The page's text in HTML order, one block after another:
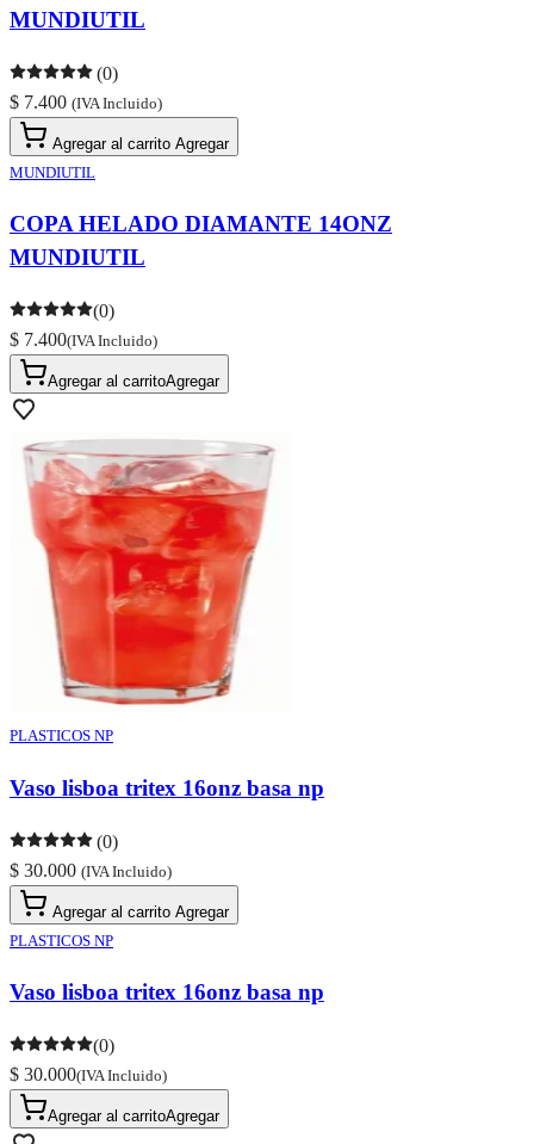
MUNDIUTIL
(0)
$ 7.400 (IVA Incluido)
Agregar al carrito Agregar
MUNDIUTIL
COPA HELADO DIAMANTE 14ONZ
MUNDIUTIL
(0)
$ 7.400(IVA Incluido)
Agregar al carritoAgregar
PLASTICOS NP
Vaso lisboa tritex 16onz basa np
(0)
$ 30.000 (IVA Incluido)
Agregar al carrito Agregar
PLASTICOS NP
Vaso lisboa tritex 16onz basa np
(0)
$ 30.000(IVA Incluido)
Agregar al carritoAgregar